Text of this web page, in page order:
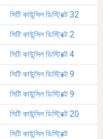
সিটি কাউন্সিল ডিস্ট্রিক্ট 32
সিটি কাউন্সিল ডিস্ট্রিক্ট 2
সিটি কাউন্সিল ডিস্ট্রিক্ট 4
সিটি কাউন্সিল ডিস্ট্রিক্ট 9
সিটি কাউন্সিল ডিস্ট্রিক্ট 9
সিটি কাউন্সিল ডিস্ট্রিক্ট 20
সিটি কাউন্সিল ডিস্ট্রিক্ট